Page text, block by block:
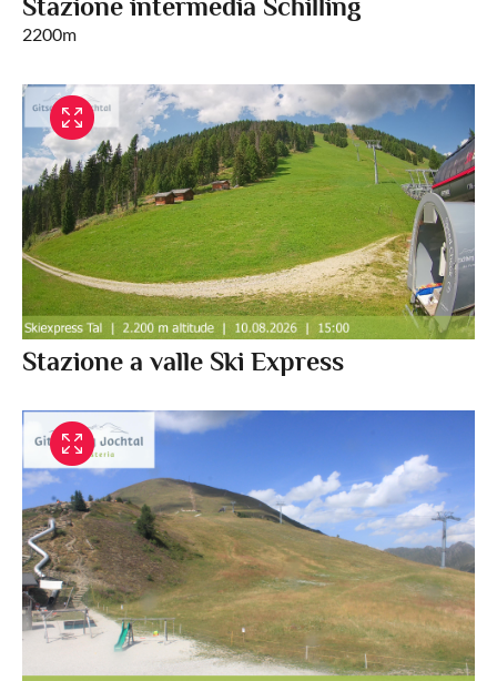
Stazione intermedia Schilling
2200m
Stazione a valle Ski Express